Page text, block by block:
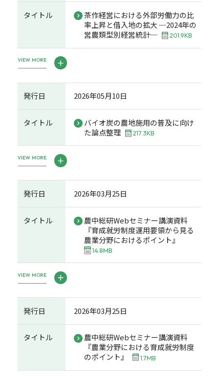
タイトル
茶作経営における外部労働力の比
率上昇と借入地の拡大 ─2024年の
営農類型別経営統計─
201.9KB
VIEW MORE
発行日 2026年05月10日
タイトル
バイオ炭の農地施用の普及に向け
た論点整理
217.3KB
VIEW MORE
発行日 2026年03月25日
タイトル
農中総研Webセミナー講演資料
『育成就労制度運用要領から見る
農業分野におけるポイント』
14.8MB
VIEW MORE
発行日 2026年03月25日
タイトル
農中総研Webセミナー講演資料
『農業分野における育成就労制度
のポイント』
1.7MB